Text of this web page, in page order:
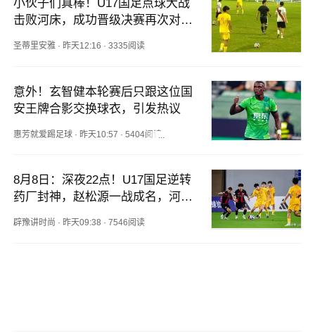
小伙子们真棒！U17国足点球大战
击败河床，成功晋级决赛再次对战
圣蒂里安雅 · 昨天12:16 ·3335阅读
意外！玄智健本轮赛后只跟这位国
安王牌合影交换球衣，引发热议
惠芳就爱踢足球 · 昨天10:57 ·5404阅读
8月8日：深夜22点！U17国足逆转
药厂封神，赵松源一战成名，河床
辟豫讲时尚 · 昨天09:38 ·7546阅读